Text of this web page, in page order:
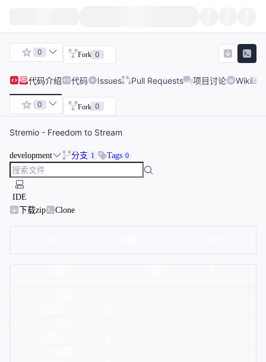
0 Fork 0
代码介绍 代码 Issues Pull Requests 项目讨论 Wiki
0 Fork 0
Stremio - Freedom to Stream
development 分支 1 Tags 0
IDE
下载zip
Clone